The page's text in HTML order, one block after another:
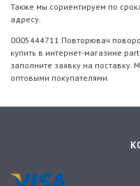
Также мы сориентируем по
адресу.
0005444711 Повторювач
купить в интернет-магазине
заполните заявку на
оптовыми покупателями.